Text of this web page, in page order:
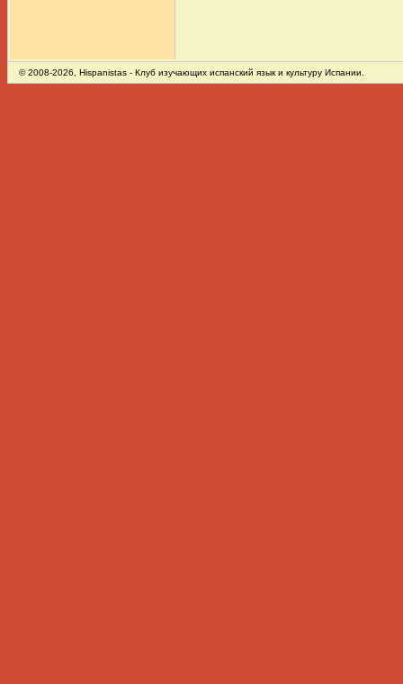
© 2008-2026, Hispanistas - Клуб изучающих испанский язык и культуру Испании.